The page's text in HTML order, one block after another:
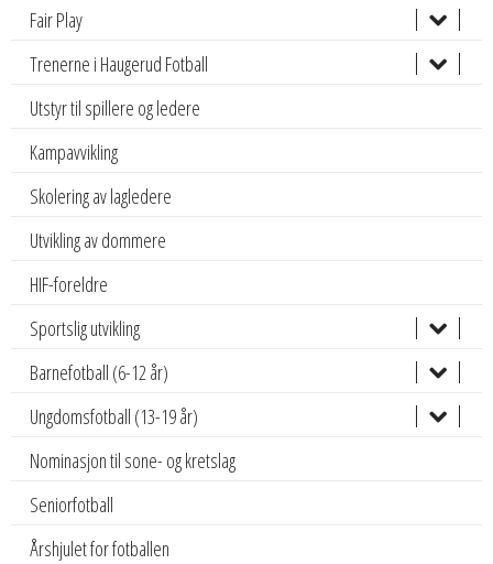
Fair Play
Trenerne i Haugerud Fotball
Utstyr til spillere og ledere
Kampavvikling
Skolering av lagledere
Utvikling av dommere
HIF-foreldre
Sportslig utvikling
Barnefotball (6-12 år)
Ungdomsfotball (13-19 år)
Nominasjon til sone- og kretslag
Seniorfotball
Årshjulet for fotballen